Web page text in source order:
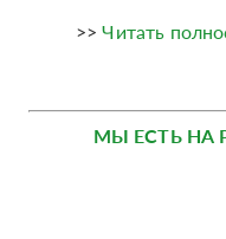
>>Читать
МЫ ЕСТЬ НА